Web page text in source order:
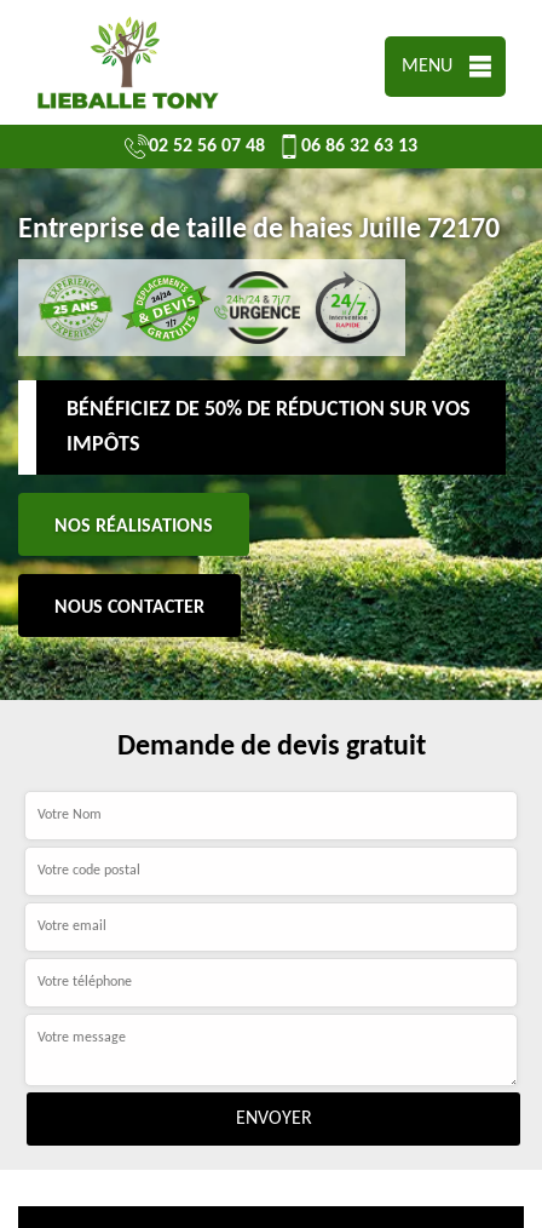
MENU
02 52 56 07 48 06 86 32 63 13
Entreprise de taille de haies Juille 72170
BÉNÉFICIEZ DE 50% DE RÉDUCTION SUR VOS
IMPÔTS
NOS RÉALISATIONS
NOUS CONTACTER
Demande de devis gratuit